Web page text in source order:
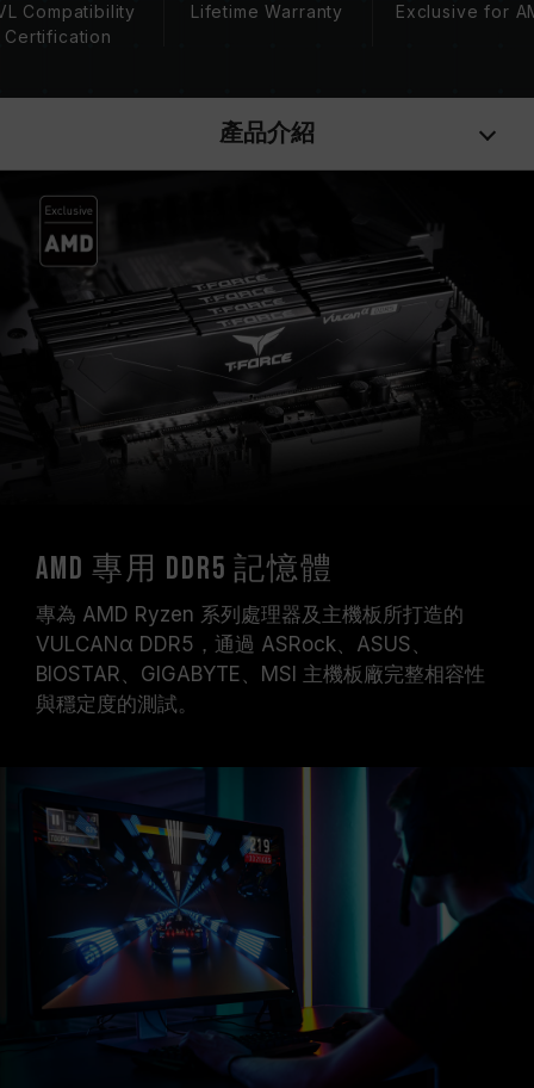
頻導致系統不穩定，請回復 BIOS 預設值。
（XMP / EXPO），否則記憶體可能無法達到標示
的超頻頻率。
十銓科技的記憶體模組皆在正常電壓情況下進行驗
證，若有處理器或主機板故障狀況，請聯繫處理器
或主機板相關售後服務。
Compatibility
Certification
Lifetime Warranty Exclusive for
產品介紹
AMD 專用 DDR5 記憶體
專為 AMD Ryzen 系列處理器及主機板所打造的
VULCANα DDR5，通過 ASRock、ASUS、
BIOSTAR、GIGABYTE、MSI 主機板廠完整相容性
與穩定度的測試。